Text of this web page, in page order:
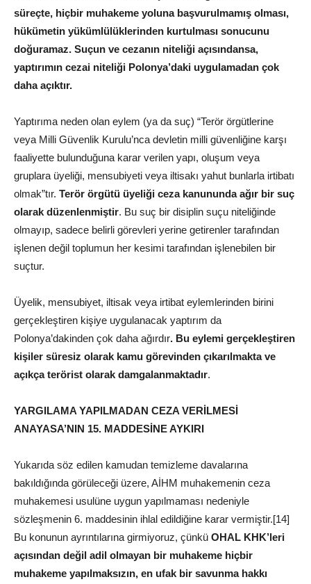
süreçte, hiçbir muhakeme yoluna başvurulmamış olması,
hükümetin yükümlülüklerinden kurtulması sonucunu
doğuramaz. Suçun ve cezanın niteliği açısındansa,
yaptırımın cezai niteliği Polonya’daki uygulamadan çok
daha açıktır.
Yaptırıma neden olan eylem (ya da suç) “Terör örgütlerine
veya Milli Güvenlik Kurulu’nca devletin milli güvenliğine karşı
faaliyette bulunduğuna karar verilen yapı, oluşum veya
gruplara üyeliği, mensubiyeti veya iltisakı yahut bunlarla irtibatı
olmak”tır. Terör örgütü üyeliği ceza kanununda ağır bir suç
olarak düzenlenmiştir. Bu suç bir disiplin suçu niteliğinde
olmayıp, sadece belirli görevleri yerine getirenler tarafından
işlenen değil toplumun her kesimi tarafından işlenebilen bir
suçtur.
Üyelik, mensubiyet, iltisak veya irtibat eylemlerinden birini
gerçekleştiren kişiye uygulanacak yaptırım da
Polonya’dakinden çok daha ağırdır. Bu eylemi gerçekleştiren
kişiler süresiz olarak kamu görevinden çıkarılmakta ve
açıkça terörist olarak damgalanmaktadır.
YARGILAMA YAPILMADAN CEZA VERİLMESİ
ANAYASA’NIN 15. MADDESİNE AYKIRI
Yukarıda söz edilen kamudan temizleme davalarına
bakıldığında görüleceği üzere, AİHM muhakemenin ceza
muhakemesi usulüne uygun yapılmaması nedeniyle
sözleşmenin 6. maddesinin ihlal edildiğine karar vermiştir.[14]
Bu konunun ayrıntılarına girmiyoruz, çünkü OHAL KHK’leri
açısından değil adil olmayan bir muhakeme hiçbir
muhakeme yapılmaksızın, en ufak bir savunma hakkı